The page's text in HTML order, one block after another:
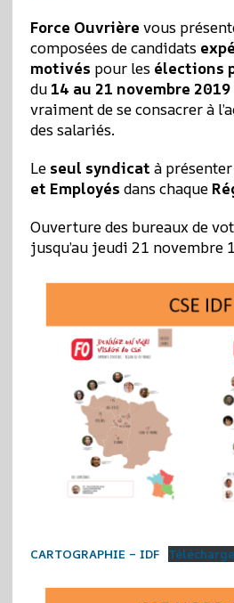
Force Ouvrière vous
composées de candidats
motivés pour les élections
du 14 au 21 novembre 2019
vraiment de se consacrer à
des salariés.
Le seul syndicat à présenter
et Employés dans chaque
Ouverture des bureaux de
jusqu’au jeudi 21 novembre
CARTOGRAPHIE – IDF